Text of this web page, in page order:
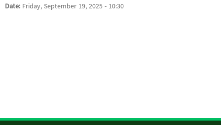
Date: Friday, September 19, 2025 - 10:30